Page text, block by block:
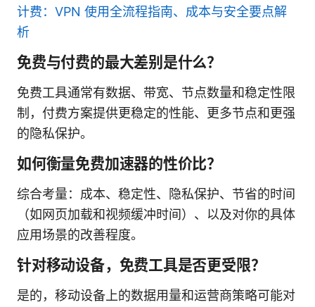
计费：VPN 使用全流程指南、成本与安全要点解
析
免费与付费的最大差别是什么？
免费工具通常有数据、带宽、节点数量和稳定性限
制，付费方案提供更稳定的性能、更多节点和更强
的隐私保护。
如何衡量免费加速器的性价比？
综合考量：成本、稳定性、隐私保护、节省的时间
（如网页加载和视频缓冲时间）、以及对你的具体
应用场景的改善程度。
针对移动设备，免费工具是否更受限？
是的，移动设备上的数据用量和运营商策略可能对